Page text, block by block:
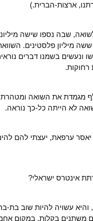
ארצות-הברית.)
שבה נספו שישה
ששה מיליון פלסטינים.
ונעשים בשמנו דברים
רחוקות.
מגמדת את השואה
לא הייתה כל-כך נוראה.
יאסר ערפאת, יעצתי להם
אינטרס ישראלי?
עשויה להיות שוב בת-
משתנים בקלות. במקום